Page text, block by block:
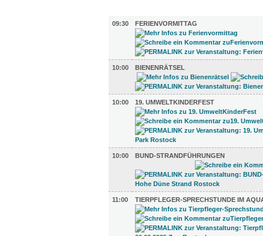
09:30
FERIENVORMITTAG
10:00 BIENENRÄTSEL
10:00 19. UMWELTKINDERFEST
10:00 BUND-STRANDFÜHRUNGEN
11:00 TIERPFLEGER-SPRECHSTUNDE IM